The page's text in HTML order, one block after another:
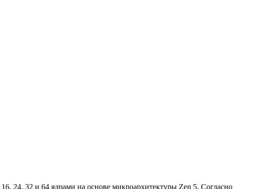
24, 32 и 64 ядрами на основе микроархитектуры Zen 5. Согласно